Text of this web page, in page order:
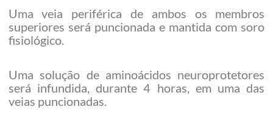
Uma veia periférica de ambos os membros
superiores será puncionada e mantida com soro
fisiológico.
Uma solução de aminoácidos neuroprotetores
será infundida, durante 4 horas, em uma das
veias puncionadas.